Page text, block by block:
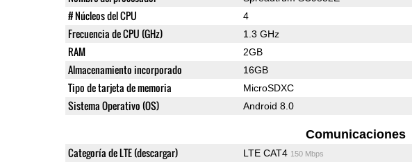
# Núcleos del CPU 4
Frecuencia de CPU (GHz) 1.3 GHz
RAM 2GB
Almacenamiento incorporado 16GB
Tipo de tarjeta de memoria MicroSDXC
Sistema Operativo (OS) Android 8.0
Comunicaciones
Categoría de LTE (descargar) LTE CAT4 150 Mbps